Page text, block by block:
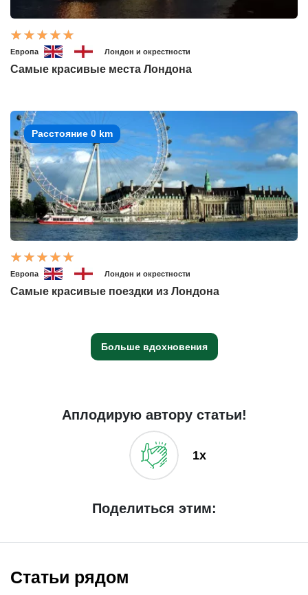
Европа Лондон и окрестности
Самые красивые места Лондона
Расстояние 0 km
Европа Лондон и окрестности
Самые красивые поездки из Лондона
Больше вдохновения
Аплодирую автору статьи!
1x
Поделиться этим:
Статьи рядом